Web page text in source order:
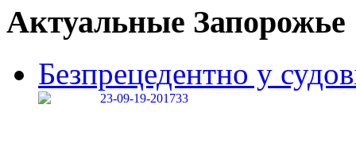
Актуальные Запорожье
Безпрецедентно у